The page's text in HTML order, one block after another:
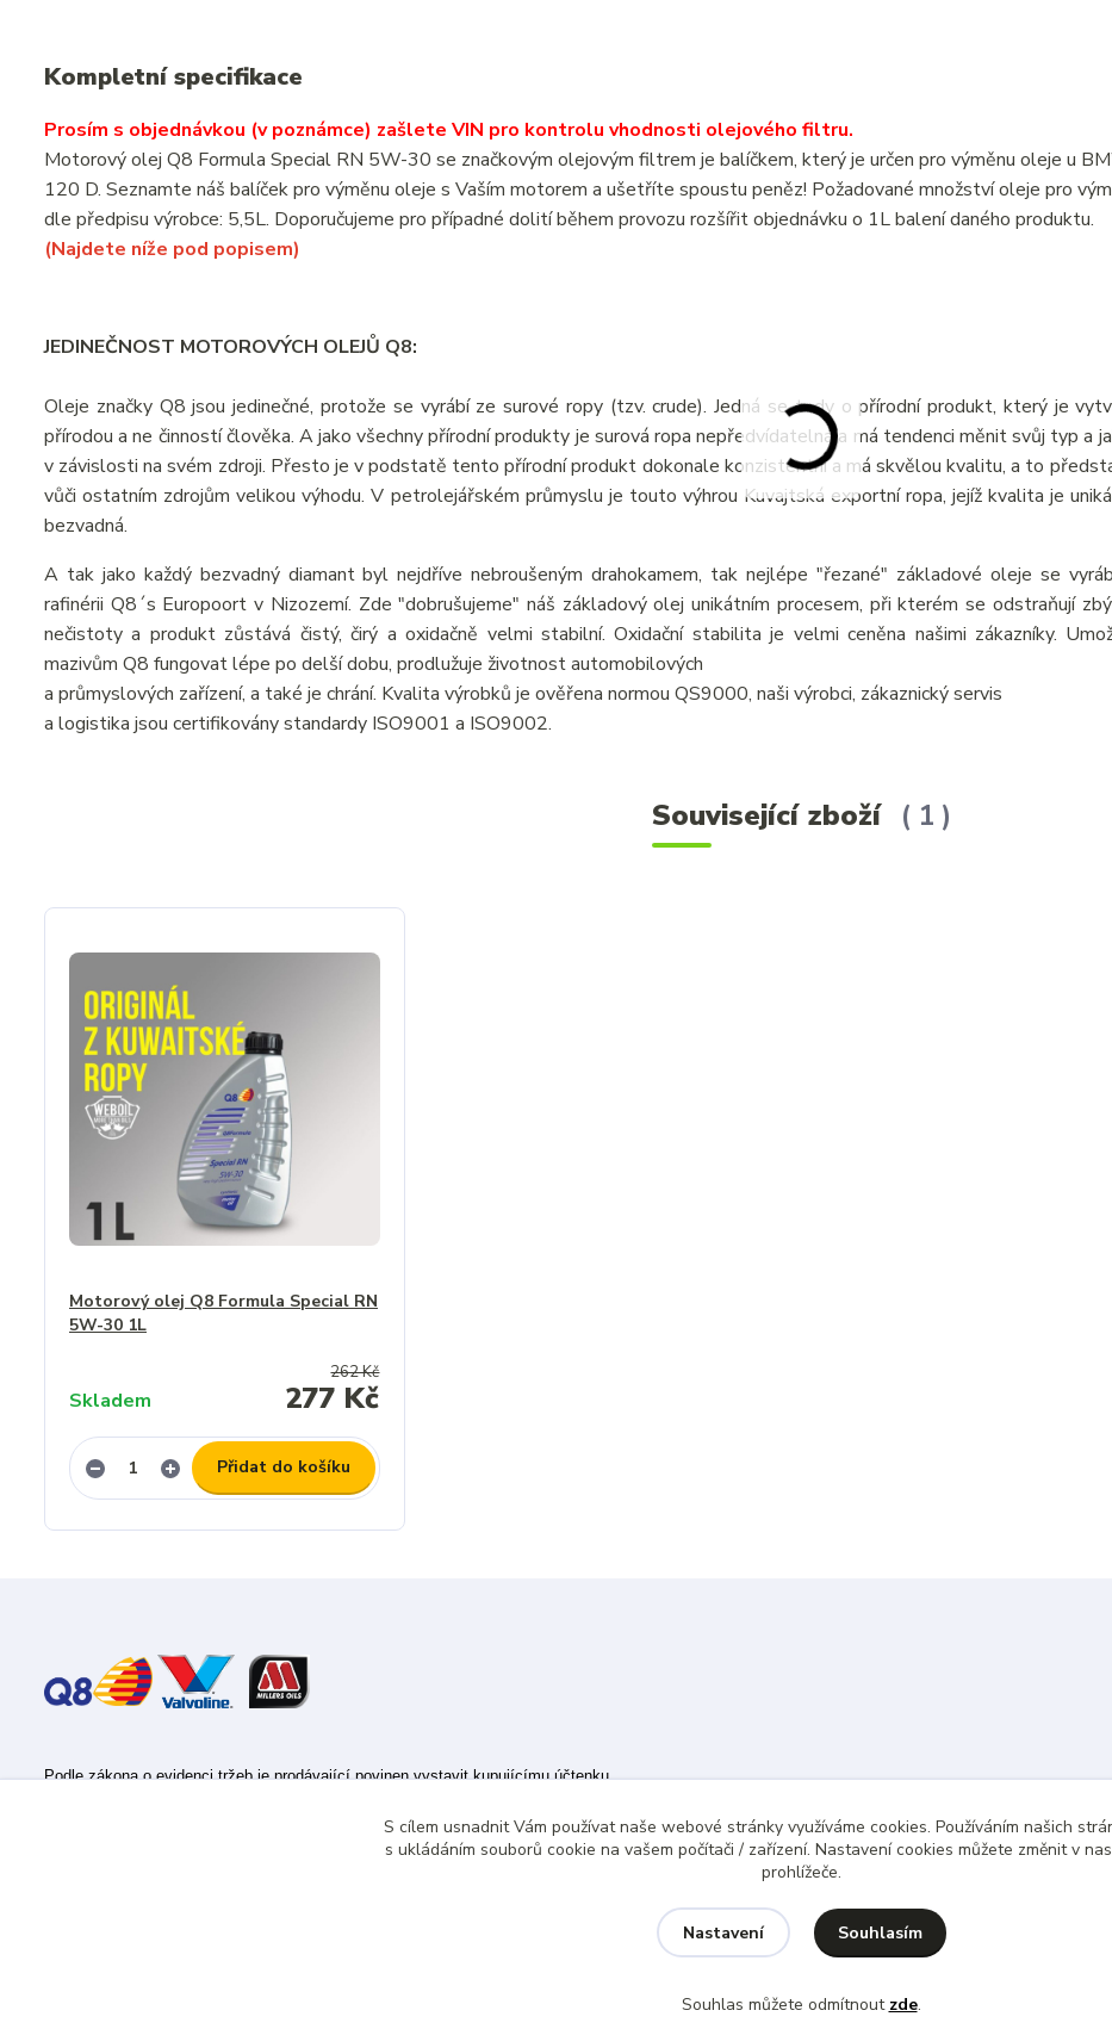
Kompletní specifikace
Prosím s objednávkou (v poznámce) zašlete VIN pro kontrolu vhodnosti olejového filtru.
Motorový olej Q8 Formula Special RN 5W-30 se značkovým olejovým filtrem je balíčkem, který je určen pro výměnu oleje u
120 D. Seznamte náš balíček pro výměnu oleje s Vaším motorem a ušetříte spoustu peněz! Požadované množství oleje pro
dle předpisu výrobce: 5,5L. Doporučujeme pro případné dolití během provozu rozšířit objednávku o 1L balení daného produktu.
(Najdete níže pod popisem)
JEDINEČNOST MOTOROVÝCH OLEJŮ Q8:
Oleje značky Q8 jsou jedinečné, protože se vyrábí ze surové ropy (tzv. crude). Jedná se tedy o přírodní produkt, který je
přírodou a ne činností člověka. A jako všechny přírodní produkty je surová ropa nepředvídatelná a má tendenci měnit svůj typ a
v závislosti na svém zdroji. Přesto je v podstatě tento přírodní produkt dokonale konzistentní a má skvělou kvalitu, a to
vůči ostatním zdrojům velikou výhodu. V petrolejářském průmyslu je touto výhrou Kuvajtská exportní ropa, jejíž kvalita je
bezvadná.
A tak jako každý bezvadný diamant byl nejdříve nebroušeným drahokamem, tak nejlépe "řezané" základové oleje se
rafinérii Q8´s Europoort v Nizozemí. Zde "dobrušujeme" náš základový olej unikátním procesem, při kterém se odstraňují
nečistoty a produkt zůstává čistý, čirý a oxidačně velmi stabilní. Oxidační stabilita je velmi ceněna našimi zákazníky.
mazivům Q8 fungovat lépe po delší dobu, prodlužuje životnost automobilových
a průmyslových zařízení, a také je chrání. Kvalita výrobků je ověřena normou QS9000, naši výrobci, zákaznický servis
a logistika jsou certifikovány standardy ISO9001 a ISO9002.
Související zboží 1
Motorový olej Q8 Formula Special RN
5W-30 1L
262 Kč
277 Kč
Skladem
Přidat do košíku
Podle zákona o evidenci tržeb je prodávající povinen vystavit kupujícímu účtenku.
Zároveň je povinen zaevidovat přijatou tržbu u správce daně online; v případě technického výpadku pak nejpozději do 48 hodin.
S cílem usnadnit Vám používat naše webové stránky využíváme cookies. Používáním našich
s ukládáním souborů cookie na vašem počítači / zařízení. Nastavení cookies můžete změnit v
prohlížeče.
Nastavení Souhlasím
Souhlas můžete odmítnout zde.